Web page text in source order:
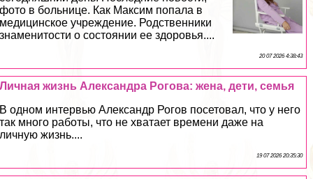
фото в больнице. Как Максим попала в
медицинское учреждение. Родственники
знаменитости о состоянии ее здоровья....
20 07 2026 4:38:43
Личная жизнь Александра Рогова: жена, дети, семья
В одном интервью Александр Рогов посетовал, что у него
так много работы, что не хватает времени даже на
личную жизнь....
19 07 2026 20:35:30